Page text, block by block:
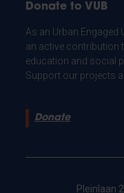
Donate to VUB
As an Urban Engaged
an active contribution
education and social
Support our projects
Donate
Pleinlaan